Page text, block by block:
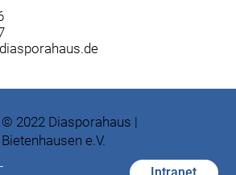
© 2022 Diasporahaus |
Bietenhausen e.V.